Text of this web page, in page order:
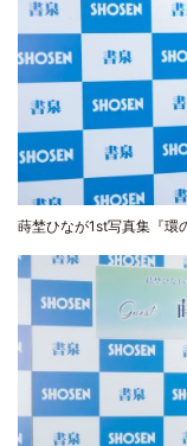
蒔埜ひなが1st写真集『環